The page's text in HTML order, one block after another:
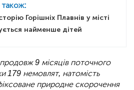
також:
Горішніх Плавнів у місті
найменше дітей
9 місяців поточного
179 немовлят, натомість
природне скорочення